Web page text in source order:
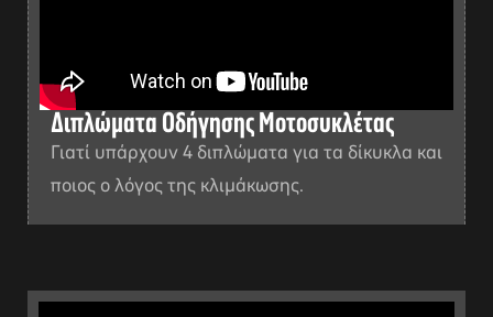
Διπλώματα Οδήγησης Μοτοσυκλέτας
Γιατί υπάρχουν 4 διπλώματα για τα δίκυκλα και
ποιος ο λόγος της κλιμάκωσης.